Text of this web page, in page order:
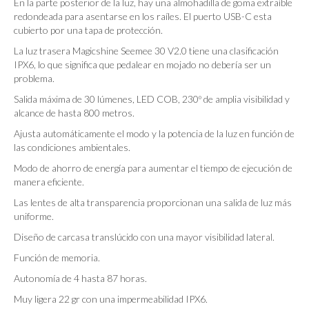
En la parte posterior de la luz, hay una almohadilla de goma extraíble
redondeada para asentarse en los raíles. El puerto USB-C esta
cubierto por una tapa de protección.
La luz trasera Magicshine Seemee 30 V2.0 tiene una clasificación
IPX6, lo que significa que pedalear en mojado no debería ser un
problema.
Salida máxima de 30 lúmenes, LED COB, 230º de amplia visibilidad y
alcance de hasta 800 metros.
Ajusta automáticamente el modo y la potencia de la luz en función de
las condiciones ambientales.
Modo de ahorro de energía para aumentar el tiempo de ejecución de
manera eficiente.
Las lentes de alta transparencia proporcionan una salida de luz más
uniforme.
Diseño de carcasa translúcido con una mayor visibilidad lateral.
Función de memoria.
Autonomía de 4 hasta 87 horas.
Muy ligera 22 gr con una impermeabilidad IPX6.